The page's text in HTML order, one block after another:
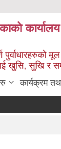
पुर्वाधारहरुको
खुसि, सुखि र
कार्यक्रम